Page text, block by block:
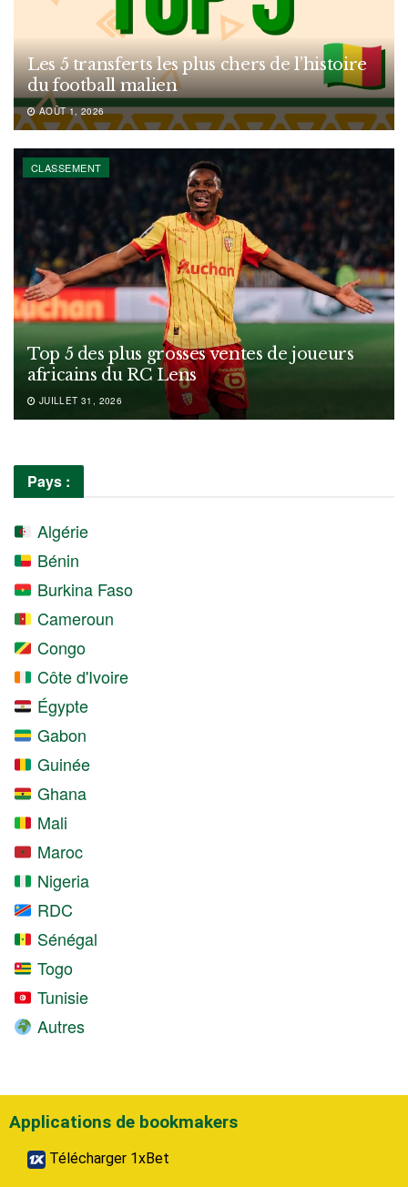
Les 5 transferts les plus chers de l’histoire
du football malien
AOÛT 1, 2026
CLASSEMENT
Top 5 des plus grosses ventes de joueurs
africains du RC Lens
JUILLET 31, 2026
Pays :
Algérie
Bénin
Burkina Faso
Cameroun
Congo
Côte d'Ivoire
Égypte
Gabon
Guinée
Ghana
Mali
Maroc
Nigeria
RDC
Sénégal
Togo
Tunisie
Autres
Applications de bookmakers
Télécharger 1xBet